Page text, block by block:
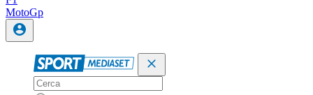
MotoGp